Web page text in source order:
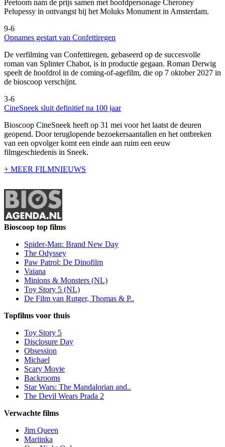
Peetoom nam de prijs samen met hoofdpersonage Cheroney
Pelupessy in ontvangst bij het Moluks Monument in Amsterdam.
9-6
Opnames gestart van Confettiregen
De verfilming van Confettiregen, gebaseerd op de succesvolle
roman van Splinter Chabot, is in productie gegaan. Roman Derwig
speelt de hoofdrol in de coming-of-agefilm, die op 7 oktober 2027 in
de bioscoop verschijnt.
3-6
CineSneek sluit definitief na 100 jaar
Bioscoop CineSneek heeft op 31 mei voor het laatst de deuren
geopend. Door teruglopende bezoekersaantallen en het ontbreken
van een opvolger komt een einde aan ruim een eeuw
filmgeschiedenis in Sneek.
+ MEER FILMNIEUWS
Bioscoop top films
Spider-Man: Brand New Day
The Odyssey
Paw Patrol: De Dinofilm
Vaiana
Minions & Monsters (NL)
Toy Story 5 (NL)
De Film van Rutger, Thomas & P..
Topfilms voor thuis
Toy Story 5
Disclosure Day
Obsession
Michael
Scary Movie
Backrooms
Star Wars: The Mandalorian and..
The Devil Wears Prada 2
Verwachte films
Jim Queen
Mariinka